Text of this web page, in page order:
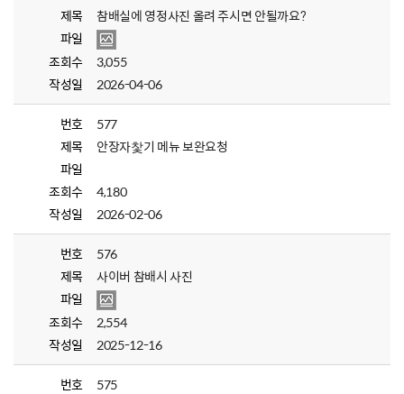
제목
참배실에 영정사진 올려 주시면 안될까요?
파일
조회수
3,055
작성일
2026-04-06
번호
577
제목
안장자찿기 메뉴 보완요청
파일
조회수
4,180
작성일
2026-02-06
번호
576
제목
사이버 참배시 사진
파일
조회수
2,554
작성일
2025-12-16
번호
575